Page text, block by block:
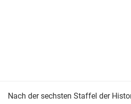
Nach der sechsten Staffel der